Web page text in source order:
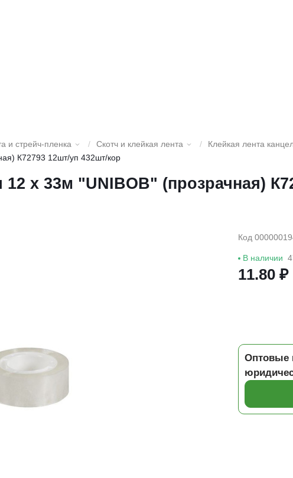
и стрейч-пленка / Скотч и клейкая лента / Клейкая лента
К72793 12шт/уп 432шт/кор
12 х 33м "UNIBOB" (прозрачная)
Код
В наличии
11.80 ₽
Оптовые